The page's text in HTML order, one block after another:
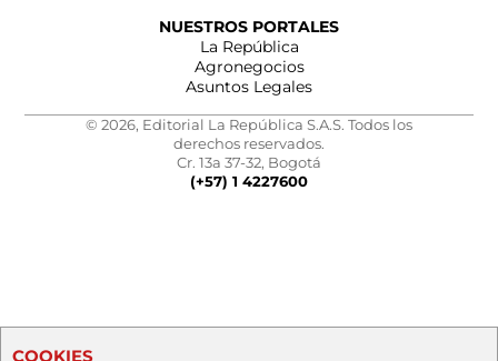
NUESTROS PORTALES
La República
Agronegocios
Asuntos Legales
© 2026, Editorial La República S.A.S. Todos los
derechos reservados.
Cr. 13a 37-32, Bogotá
(+57) 1 4227600
COOKIES